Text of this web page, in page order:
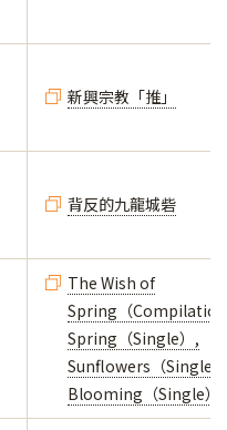
新興宗教「推」
背反的九龍城砦
The Wish of
Spring（
Spring（Single）,
Sunflowers（Single
Blooming（Single）